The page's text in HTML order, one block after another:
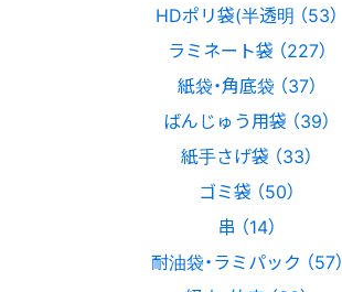
HDポリ袋(半透明 （53）
ラミネート袋 （227）
紙袋・角底袋 （37）
ばんじゅう用袋 （39）
紙手さげ袋 （33）
ゴミ袋 （50）
串 （14）
耐油袋・ラミパック （57）